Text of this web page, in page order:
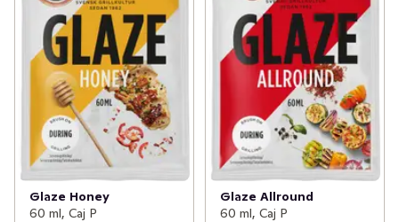
Glaze Honey
60 ml, Caj P
Glaze Allround
60 ml, Caj P